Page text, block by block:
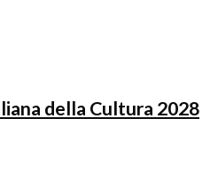
della Cultura 2028